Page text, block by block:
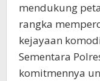
mendukung
rangka
kejayaan
Sementara
komitmennya